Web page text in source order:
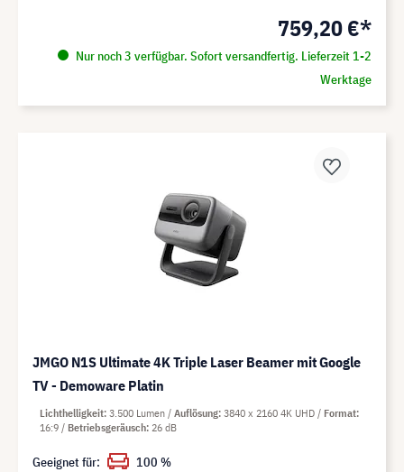
759,20 €*
Nur noch 3 verfügbar. Sofort versandfertig. Lieferzeit 1-2
Werktage
JMGO N1S Ultimate 4K Triple Laser Beamer mit Google
TV - Demoware Platin
Lichthelligkeit 3.500 Lumen Auflösung 3840 x 2160 4K UHD
Format
16:9
Betriebsgeräusch 26 dB
Geeignet für: 100 %